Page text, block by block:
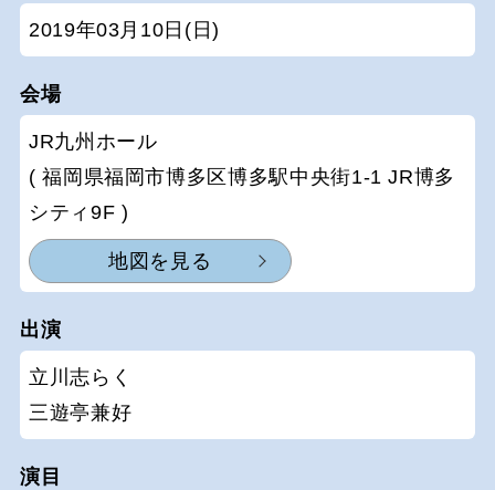
2019年03月10日(日)
会場
JR九州ホール
( 福岡県福岡市博多区博多駅中央街1-1 JR博多
シティ9F )
地図を見る
出演
立川志らく
三遊亭兼好
演目